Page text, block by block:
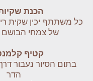
הכנת
כל משתתף יכין שקית
של צמחי הבושם
קטיף
בתום הסיור נעבור
הדר